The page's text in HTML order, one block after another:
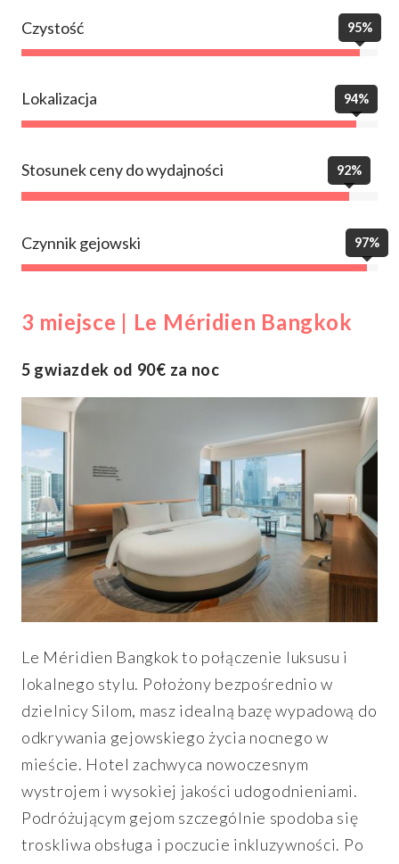
Czystość 95%
Lokalizacja 94%
Stosunek ceny do wydajności 92%
Czynnik gejowski 97%
3 miejsce | Le Méridien Bangkok
5 gwiazdek od 90€ za noc
Le Méridien Bangkok to połączenie luksusu i
lokalnego stylu. Położony bezpośrednio w
dzielnicy Silom, masz idealną bazę wypadową do
odkrywania gejowskiego życia nocnego w
mieście. Hotel zachwyca nowoczesnym
wystrojem i wysokiej jakości udogodnieniami.
Podróżującym gejom szczególnie spodoba się
troskliwa obsługa i poczucie inkluzywności. Po